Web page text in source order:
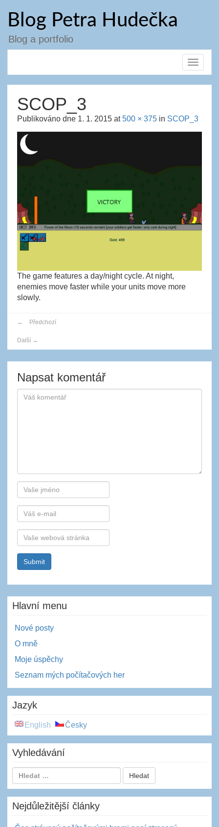
obsahu
webu
Blog Petra Hudečka
Blog a portfolio
Toggle
SCOP_3
Publikováno dne 1. 1. 2015 at500 × 375 in SCOP_3
The game features a day/night cycle. At night,
enemies move faster while your units move more
slowly.
← Předchozí
Další →
Napsat komentář
Autor
E-
mail
Webová
stránka
Hlavní menu
Nové posty
O mně
Moje úspěchy
Seznam mých počítačových her
Jazyk
English Česky
Vyhledávání
Nejdůležitější články